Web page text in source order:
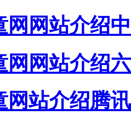
网网站介绍
网网站介绍
网站介绍腾